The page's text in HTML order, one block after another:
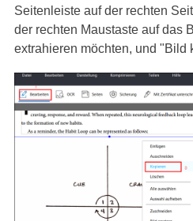
Seitenleiste auf der rechten
der rechten Maustaste auf das
extrahieren möchten, und "Bild